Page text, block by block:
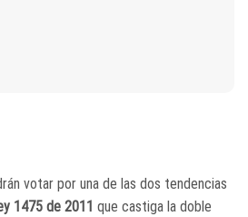
votar por una de las dos tendencias
1475 de 2011 que castiga la doble